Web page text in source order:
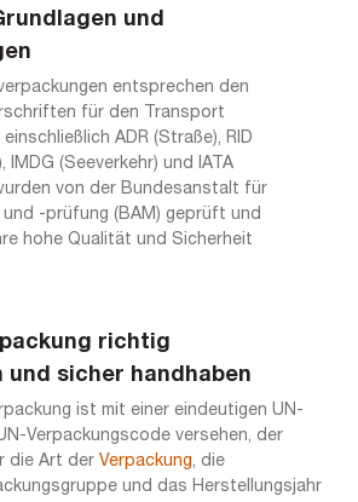
und
entsprechen den
für den Transport
ADR (Straße), RID
IMDG (Seeverkehr) und IATA
von der Bundesanstalt für
-prüfung (BAM) geprüft und
hohe Qualität und Sicherheit
richtig
und sicher handhaben
ist mit einer eindeutigen UN-
Verpackungscode versehen, der
die Art der Verpackung, die
und das Herstellungsjahr